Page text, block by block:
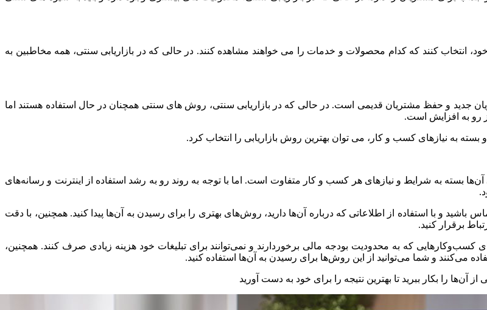
خود، انتخاب کنند که کدام محصولات و خدمات را می خواهند مشاهده کنند. در حالی که در بازاریابی سنتی، همه مخاطبین به
جدید و حفظ مشتریان قدیمی است. در حالی که در بازاریابی سنتی، روش های سنتی همچنان در حال استفاده هستند اما
رو به افزایش است.
بسته به نیازهای کسب و کار، می توان بهترین روش بازاریابی را انتخاب کرد.
آن‌ها بسته به شرایط و نیازهای هر کسب و کار متفاوت است. اما با توجه به روند رو به رشد استفاده از اینترنت و رسانه‌های
باشید و با استفاده از اطلاعاتی که درباره آن‌ها دارید، روش‌های بهتری را برای رسیدن به آن‌ها پیدا کنید. همچنین، با دقت
برقرار کنید.
که به محدودیت بودجه مالی برخوردارند و نمی‌توانند برای تبلیغات خود هزینه زیادی صرف کنند. همچنین،
می‌کنند و شما می‌توانید از این روش‌ها برای رسیدن به آن‌ها استفاده کنید.
را بکار ببرید تا بهترین نتیجه را برای خود به دست آورید